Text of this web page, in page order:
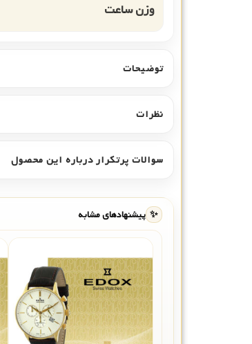
وزن ساعت
توضیحات
نظرات
سوالات پرتکرار درباره این محصول
✨ پیشنهادهای مشابه